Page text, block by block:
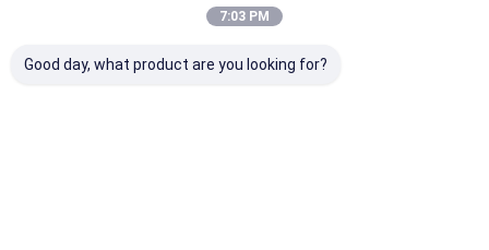
7:03 PM
Good day, what product are you looking for?